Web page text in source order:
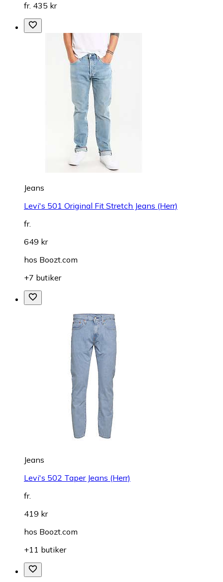
fr. 435 kr
Jeans
Levi's 501 Original Fit Stretch Jeans (Herr)
fr.
649 kr
hos Boozt.com
+7 butiker
Jeans
Levi's 502 Taper Jeans (Herr)
fr.
419 kr
hos Boozt.com
+11 butiker